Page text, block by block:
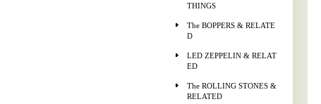
THINGS
The BOPPERS & RELATE
D
LED ZEPPELIN & RELAT
ED
The ROLLING STONES &
RELATED